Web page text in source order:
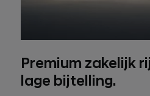
Premium zakelijk
lage bijtelling.